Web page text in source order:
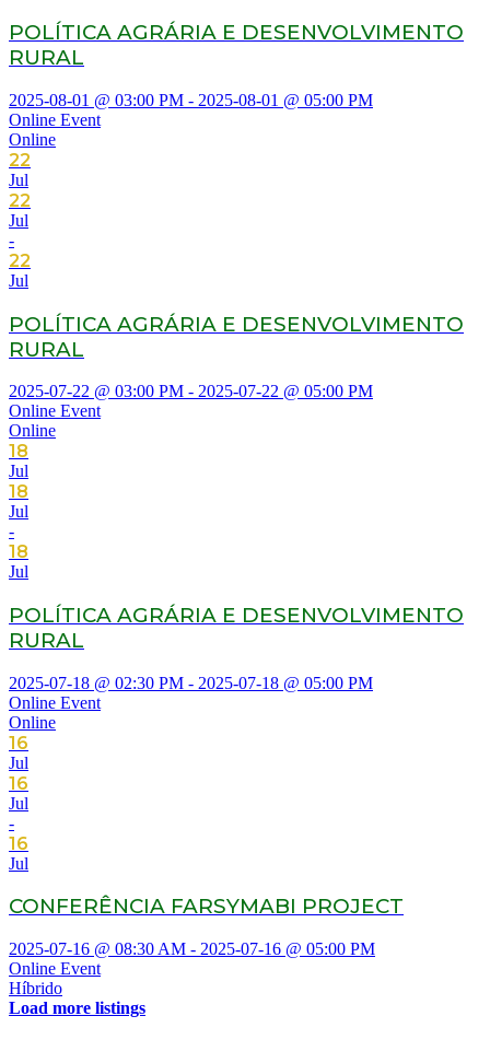
POLÍTICA AGRÁRIA E DESENVOLVIMENTO
RURAL
2025-08-01 @ 03:00 PM - 2025-08-01 @ 05:00 PM
Online Event
Online
22
Jul
22
Jul
-
22
Jul
POLÍTICA AGRÁRIA E DESENVOLVIMENTO
RURAL
2025-07-22 @ 03:00 PM - 2025-07-22 @ 05:00 PM
Online Event
Online
18
Jul
18
Jul
-
18
Jul
POLÍTICA AGRÁRIA E DESENVOLVIMENTO
RURAL
2025-07-18 @ 02:30 PM - 2025-07-18 @ 05:00 PM
Online Event
Online
16
Jul
16
Jul
-
16
Jul
CONFERÊNCIA FARSYMABI PROJECT
2025-07-16 @ 08:30 AM - 2025-07-16 @ 05:00 PM
Online Event
Híbrido
Load more listings